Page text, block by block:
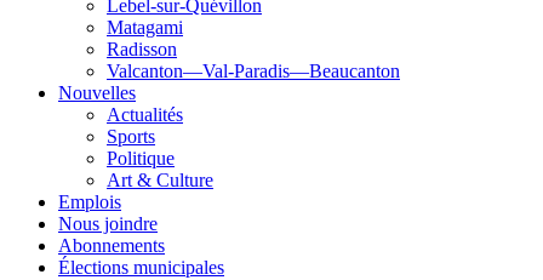
Lebel-sur-Quévillon
Matagami
Radisson
Valcanton—Val-Paradis—Beaucanton
Nouvelles
Actualités
Sports
Politique
Art & Culture
Emplois
Nous joindre
Abonnements
Élections municipales